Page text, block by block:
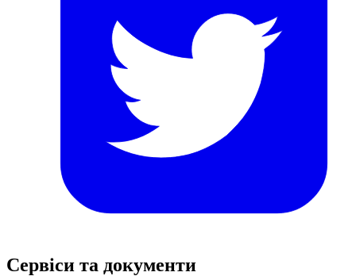
Сервіси та документи